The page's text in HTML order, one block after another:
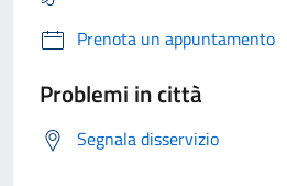
Prenota un appuntamento
Problemi in città
Segnala disservizio